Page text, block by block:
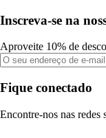
Inscreva-se na
Aproveite 10% de
Fique conectado
Encontre-nos nas redes